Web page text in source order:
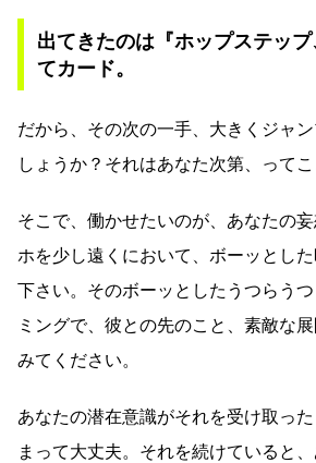
出てきたのは『ホップステッ
てカード。
だから、その次の一手、大きくジャ
しょうか？それはあなた次第、ってこ
そこで、働かせたいのが、あなたの
ホを少し遠くにおいて、ボーッとし
下さい。そのボーッとしたうつらう
ミングで、彼との先のこと、素敵な
みてください。
あなたの潜在意識がそれを受け取っ
まって大丈夫。それを続けていると